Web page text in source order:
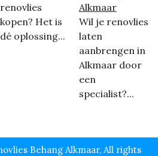
renovlies
kopen? Het is
dé oplossing...
Alkmaar
Wil je renovlies
laten
aanbrengen in
Alkmaar door
een
specialist?...
Behang Alkmaar, All rights